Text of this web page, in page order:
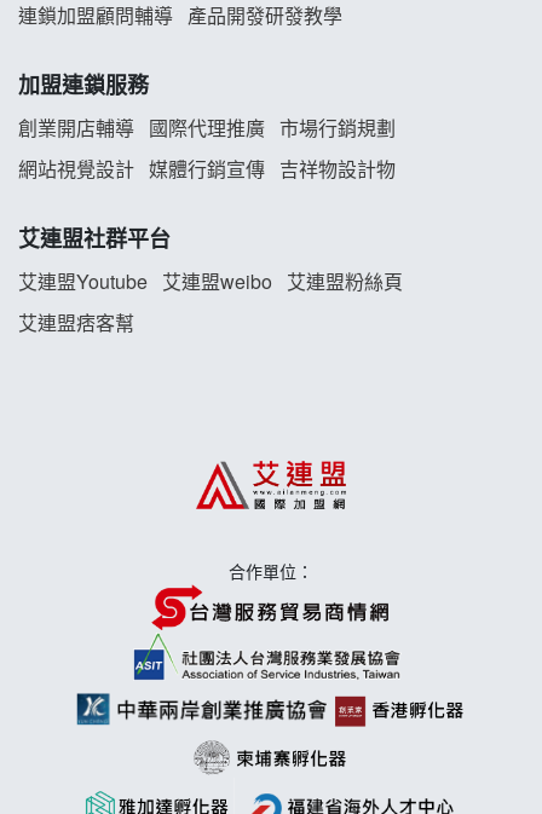
雞咕雞咕加盟說明會
TEA TOP加盟說明會
珍好味臭臭鍋加盟說明會
藍象廷泰式火鍋加盟說明會
日十。早午食加盟說明會
莫尼早餐Morni加盟說明會
連鎖加盟顧問輔導 產品開發研發教學
加盟連鎖服務
創業開店輔導 國際代理推廣 市場行銷規劃
網站視覺設計 媒體行銷宣傳 吉祥物設計物
艾連盟社群平台
艾連盟Youtube 艾連盟weibo
艾連盟粉絲頁
艾連盟痞客幫
合作單位：